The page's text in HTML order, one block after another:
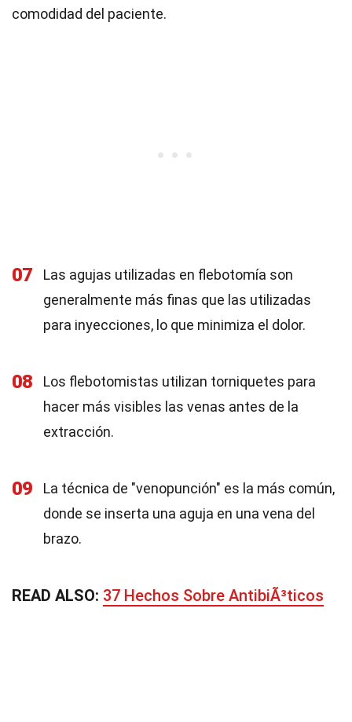
comodidad del paciente.
07
Las agujas utilizadas en flebotomía son
generalmente más finas que las utilizadas
para inyecciones, lo que minimiza el dolor.
08
Los flebotomistas utilizan torniquetes para
hacer más visibles las venas antes de la
extracción.
09
La técnica de "venopunción" es la más común,
donde se inserta una aguja en una vena del
brazo.
READ ALSO: 37 Hechos Sobre AntibiÃ³ticos